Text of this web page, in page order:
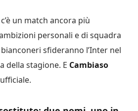
un match ancora più
personali e di squadra
sfideranno l’Inter nel
della stagione. E Cambiaso